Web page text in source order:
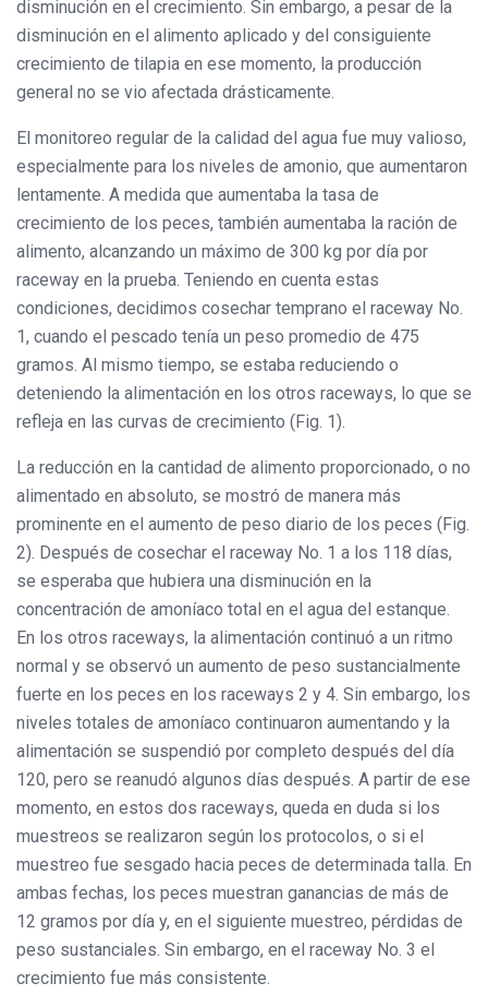
disminución en el crecimiento. Sin embargo, a pesar de la
disminución en el alimento aplicado y del consiguiente
crecimiento de tilapia en ese momento, la producción
general no se vio afectada drásticamente.
El monitoreo regular de la calidad del agua fue muy valioso,
especialmente para los niveles de amonio, que aumentaron
lentamente. A medida que aumentaba la tasa de
crecimiento de los peces, también aumentaba la ración de
alimento, alcanzando un máximo de 300 kg por día por
raceway en la prueba. Teniendo en cuenta estas
condiciones, decidimos cosechar temprano el raceway No.
1, cuando el pescado tenía un peso promedio de 475
gramos. Al mismo tiempo, se estaba reduciendo o
deteniendo la alimentación en los otros raceways, lo que se
refleja en las curvas de crecimiento (Fig. 1).
La reducción en la cantidad de alimento proporcionado, o no
alimentado en absoluto, se mostró de manera más
prominente en el aumento de peso diario de los peces (Fig.
2). Después de cosechar el raceway No. 1 a los 118 días,
se esperaba que hubiera una disminución en la
concentración de amoníaco total en el agua del estanque.
En los otros raceways, la alimentación continuó a un ritmo
normal y se observó un aumento de peso sustancialmente
fuerte en los peces en los raceways 2 y 4. Sin embargo, los
niveles totales de amoníaco continuaron aumentando y la
alimentación se suspendió por completo después del día
120, pero se reanudó algunos días después. A partir de ese
momento, en estos dos raceways, queda en duda si los
muestreos se realizaron según los protocolos, o si el
muestreo fue sesgado hacia peces de determinada talla. En
ambas fechas, los peces muestran ganancias de más de
12 gramos por día y, en el siguiente muestreo, pérdidas de
peso sustanciales. Sin embargo, en el raceway No. 3 el
crecimiento fue más consistente.